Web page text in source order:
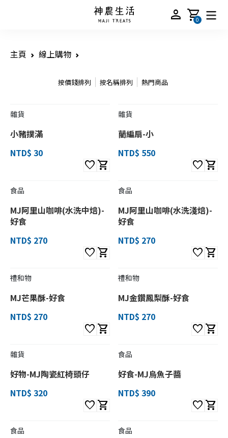
person shopping_cart
0
主頁 線上購物
按價錢排列 按名稱排列 熱門商品
雜貨
小豬撲滿
NTD$ 30
favorite shopping_cart
雜貨
藺編扇-小
NTD$ 550
favorite shopping_cart
食品
MJ阿里山咖啡(水洗中焙)-
好食
NTD$ 270
favorite shopping_cart
食品
MJ阿里山咖啡(水洗淺焙)-
好食
NTD$ 270
favorite shopping_cart
禮和物
MJ芒果酥-好食
NTD$ 270
favorite shopping_cart
禮和物
MJ金鑽鳳梨酥-好食
NTD$ 270
favorite shopping_cart
雜貨
好物-MJ陶瓷紅椅頭仔
NTD$ 320
favorite shopping_cart
食品
好食-MJ烏魚子醬
NTD$ 390
favorite shopping_cart
食品 食品